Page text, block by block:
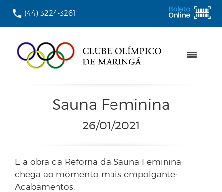
(44) 3224-3261
Sauna Feminina
26/01/2021
E a obra da Reforna da Sauna Feminina
chega ao momento mais empolgante:
Acabamentos.